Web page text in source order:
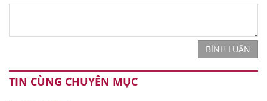
BÌNH LUẬN
TIN CÙNG CHUYÊN MỤC